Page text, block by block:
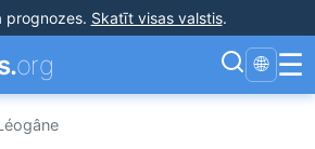
prognozes. Skatīt visas valstis.
org 🌐 ☰